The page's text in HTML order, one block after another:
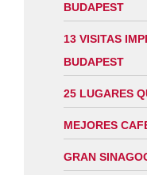
BUDAPEST
13 VISITAS
BUDAPEST
25 LUGARES
MEJORES
GRAN